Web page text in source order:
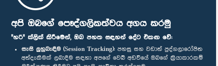
අපි ඔබගේ පෞද්ගලිකත්වය අගය කරමු
"හරි" ක්ලික් කිරීමෙන්, ඔබ පහත සඳහන් දේට එකඟ වේ:
සැසි ලුහුබැඳීම (Session Tracking): පහසු සහ වඩාත් පුද්ගලාරෝපිත
අත්දැකීමක් ලබාදීම සඳහා අපගේ වෙබ් අඩවියේ ඔබගේ ක්‍රියාකාරකම්
පාර්ලිමේන්තු ජංගම යෙදුම